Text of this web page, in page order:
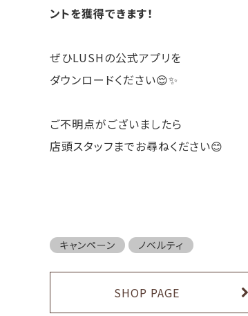
ントを獲得できます！
ぜひLUSHの公式アプリを
ダウンロードください😌✨
ご不明点がございましたら
店頭スタッフまでお尋ねください😊
キャンペーン ノベルティ
SHOP PAGE